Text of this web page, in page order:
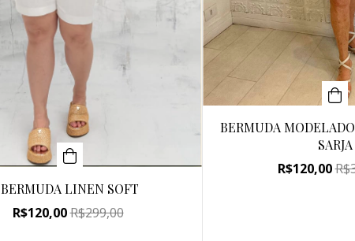
BERMUDA LINEN SOFT
R$120,00R$299,00
BERMUDA
SARJA
R$120,00